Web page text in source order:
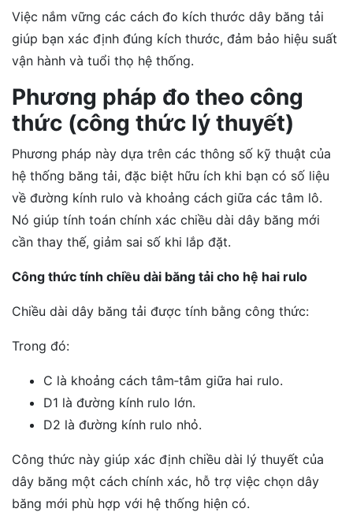
Việc nắm vững các cách đo kích thước dây băng tải
giúp bạn xác định đúng kích thước, đảm bảo hiệu suất
vận hành và tuổi thọ hệ thống.
Phương pháp đo theo công
thức (công thức lý thuyết)
Phương pháp này dựa trên các thông số kỹ thuật của
hệ thống băng tải, đặc biệt hữu ích khi bạn có số liệu
về đường kính rulo và khoảng cách giữa các tâm lô.
Nó giúp tính toán chính xác chiều dài dây băng mới
cần thay thế, giảm sai số khi lắp đặt.
Công thức tính chiều dài băng tải cho hệ hai rulo
Chiều dài dây băng tải được tính bằng công thức:
Trong đó:
C là khoảng cách tâm‑tâm giữa hai rulo.
D1 là đường kính rulo lớn.
D2 là đường kính rulo nhỏ.
Công thức này giúp xác định chiều dài lý thuyết của
dây băng một cách chính xác, hỗ trợ việc chọn dây
băng mới phù hợp với hệ thống hiện có.